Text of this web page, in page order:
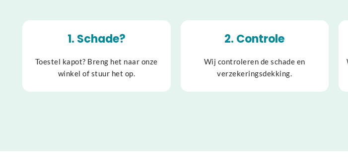
1. Schade?
Toestel kapot? Breng het naar onze
winkel of stuur het op.
2. Controle
Wij controleren de schade en
verzekeringsdekking.